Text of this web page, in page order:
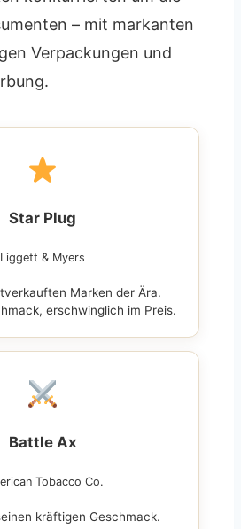
– mit markanten
Verpackungen und
Star Plug
Liggett & Myers
Marken der Ära.
erschwinglich im Preis.
Battle Ax
Tobacco Co.
kräftigen Geschmack.